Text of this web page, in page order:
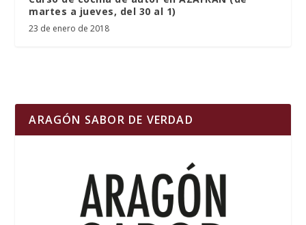
martes a jueves, del 30 al 1)
23 de enero de 2018
ARAGÓN SABOR DE VERDAD